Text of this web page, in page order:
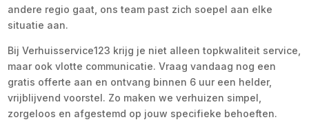
andere regio gaat, ons team past zich soepel aan elke
situatie aan.
Bij Verhuisservice123 krijg je niet alleen topkwaliteit service,
maar ook vlotte communicatie. Vraag vandaag nog een
gratis offerte aan en ontvang binnen 6 uur een helder,
vrijblijvend voorstel. Zo maken we verhuizen simpel,
zorgeloos en afgestemd op jouw specifieke behoeften.